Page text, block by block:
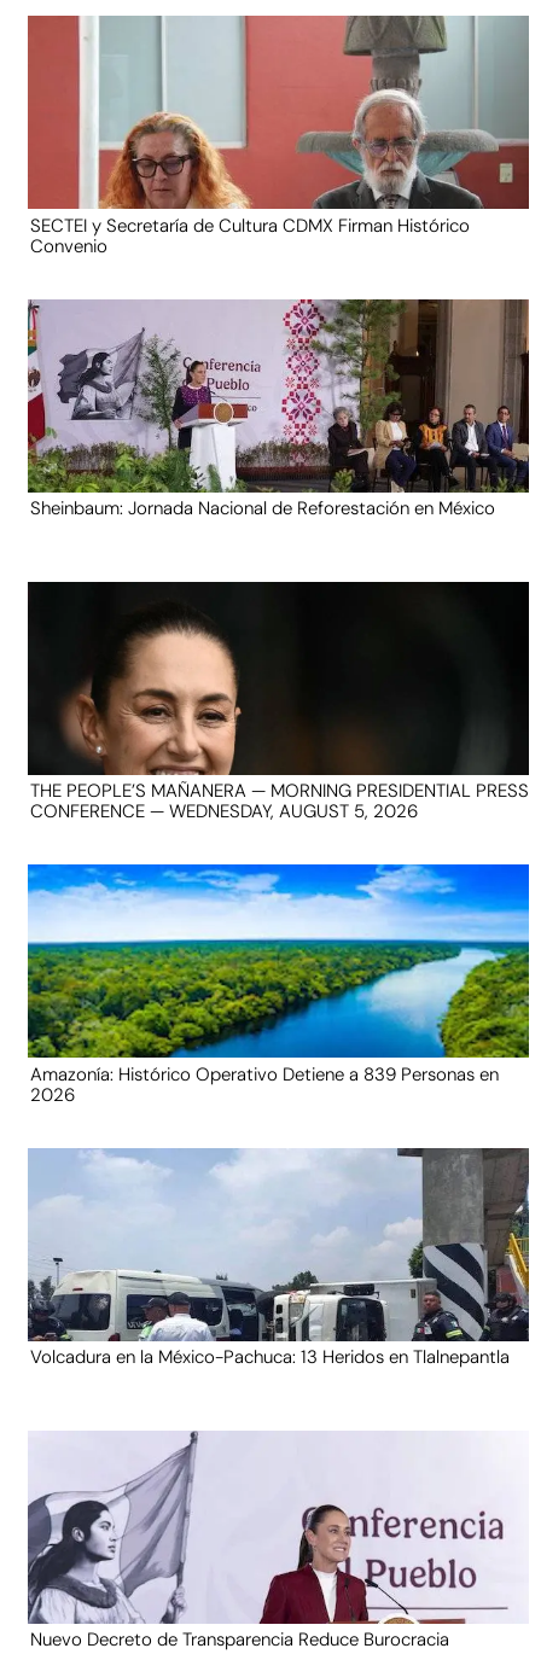
SECTEI y Secretaría de Cultura CDMX Firman Histórico
Convenio
Sheinbaum: Jornada Nacional de Reforestación en México
THE PEOPLE’S MAÑANERA — MORNING PRESIDENTIAL PRESS
CONFERENCE — WEDNESDAY, AUGUST 5, 2026
Amazonía: Histórico Operativo Detiene a 839 Personas en
2026
Volcadura en la México-Pachuca: 13 Heridos en Tlalnepantla
Nuevo Decreto de Transparencia Reduce Burocracia